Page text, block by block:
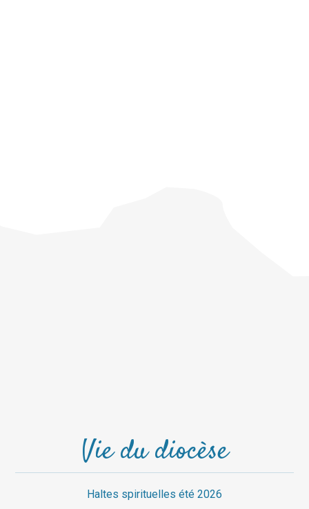
Vie du diocèse
Haltes spirituelles été 2026